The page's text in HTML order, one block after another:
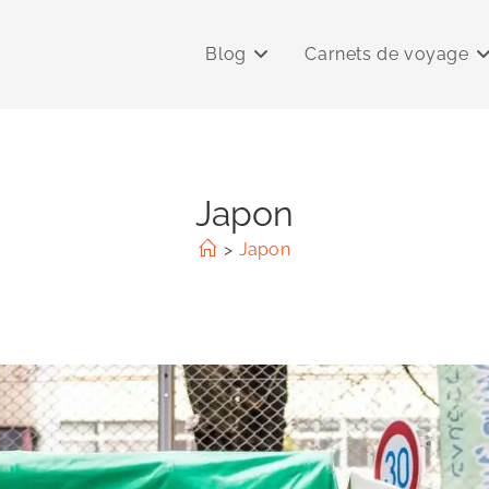
Blog Carnets de voyage
Japon
> Japon